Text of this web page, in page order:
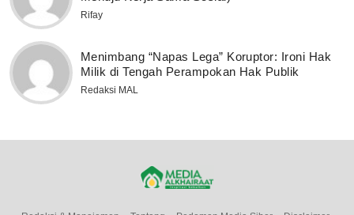
Rifay
Menimbang “Napas Lega” Koruptor: Ironi Hak
Milik di Tengah Perampokan Hak Publik
Redaksi MAL